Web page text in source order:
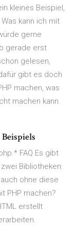
kleines Beispiel,
kann ich mit
gerne
gerade erst
gelesen,
gibt es doch
machen, was
machen kann.
FAQ Es gibt
Bibliotheken:
ohne diese
PHP machen?
erstellt